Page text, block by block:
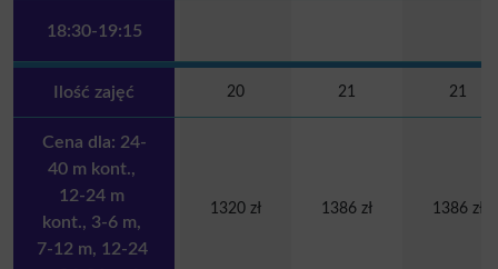
18:30-19:15
Ilość zajęć 20 21 21
Cena dla: 24-
40 m kont.,
12-24 m
kont., 3-6 m,
7-12 m, 12-24
1320 zł 1386 zł 1386 zł